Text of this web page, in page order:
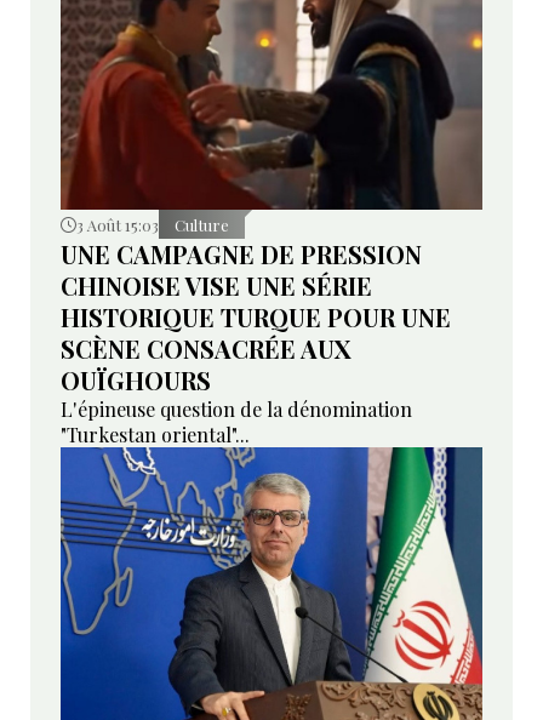
3 Août 15:03 Culture
UNE CAMPAGNE DE PRESSION
CHINOISE VISE UNE SÉRIE
HISTORIQUE TURQUE POUR UNE
SCÈNE CONSACRÉE AUX
OUÏGHOURS
L'épineuse question de la dénomination
"Turkestan oriental"...